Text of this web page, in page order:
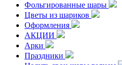
Фольгированные шары
Цветы из шариков
Оформления
АКЦИИ
Арки
Праздники